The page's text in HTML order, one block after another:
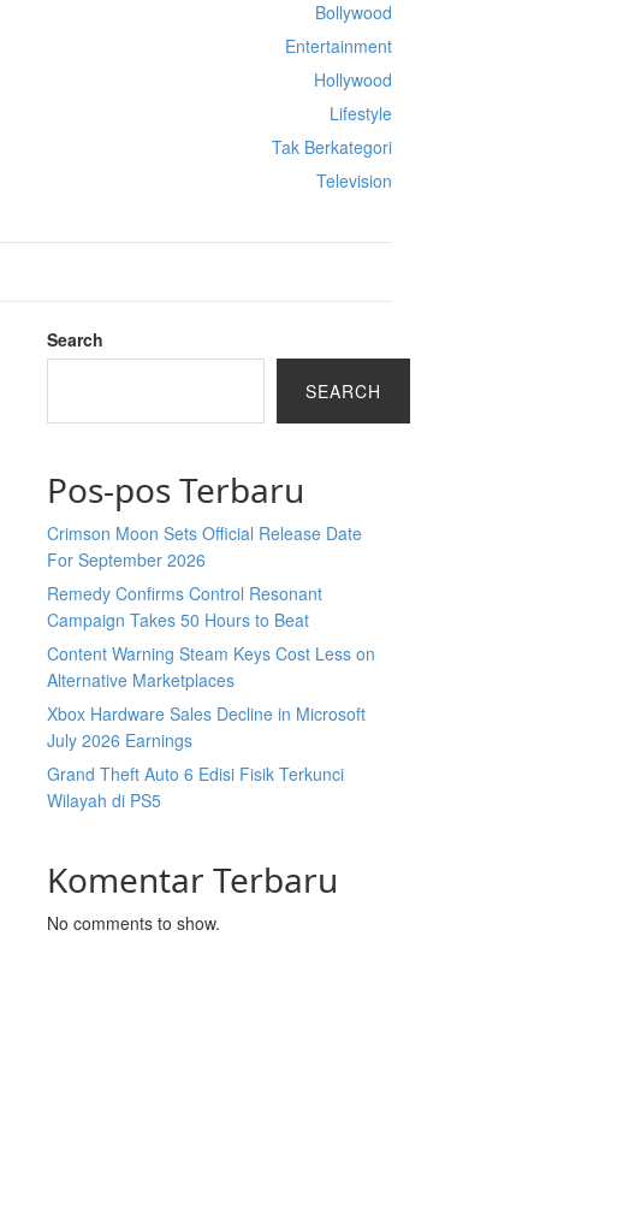
Bollywood
Entertainment
Hollywood
Lifestyle
Tak Berkategori
Television
Search
SEARCH
Pos-pos Terbaru
Crimson Moon Sets Official Release Date
For September 2026
Remedy Confirms Control Resonant
Campaign Takes 50 Hours to Beat
Content Warning Steam Keys Cost Less on
Alternative Marketplaces
Xbox Hardware Sales Decline in Microsoft
July 2026 Earnings
Grand Theft Auto 6 Edisi Fisik Terkunci
Wilayah di PS5
Komentar Terbaru
No comments to show.